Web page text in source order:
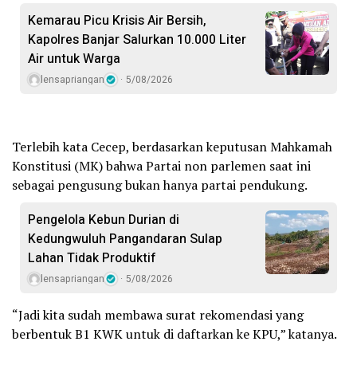
Kemarau Picu Krisis Air Bersih,
Kapolres Banjar Salurkan 10.000 Liter
Air untuk Warga
lensapriangan 5/08/2026
Terlebih kata Cecep, berdasarkan keputusan Mahkamah
Konstitusi (MK) bahwa Partai non parlemen saat ini
sebagai pengusung bukan hanya partai pendukung.
Pengelola Kebun Durian di
Kedungwuluh Pangandaran Sulap
Lahan Tidak Produktif ‎
lensapriangan 5/08/2026
“Jadi kita sudah membawa surat rekomendasi yang
berbentuk B1 KWK untuk di daftarkan ke KPU,” katanya.